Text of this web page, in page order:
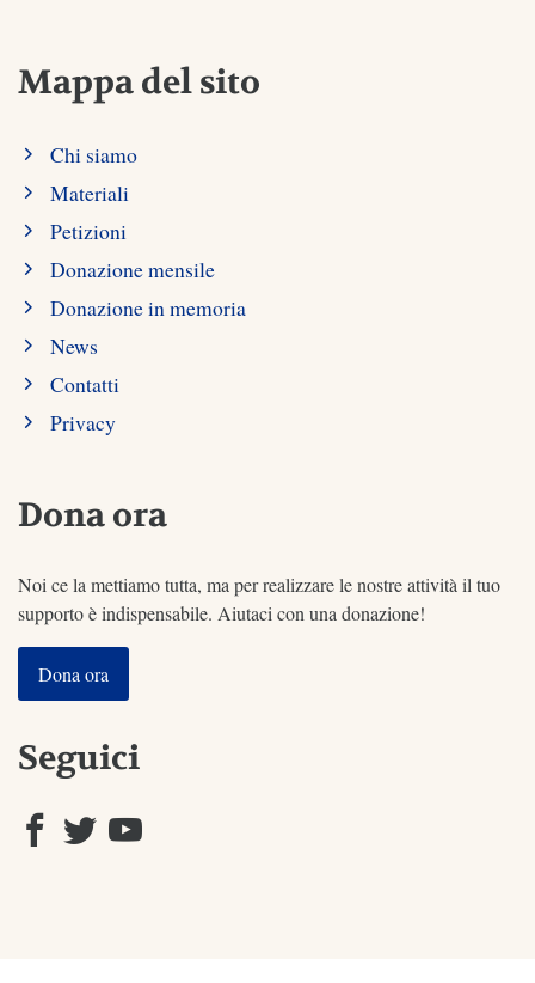
Mappa del sito
Chi siamo
Materiali
Petizioni
Donazione mensile
Donazione in memoria
News
Contatti
Privacy
Dona ora
Noi ce la mettiamo tutta, ma per realizzare le nostre attività il tuo
supporto è indispensabile. Aiutaci con una donazione!
Dona ora
Seguici